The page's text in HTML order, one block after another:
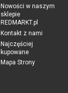
Nowości w naszym
sklepie
REDMARKT.pl
Kontakt z nami
Najczęściej
kupowane
Mapa Strony